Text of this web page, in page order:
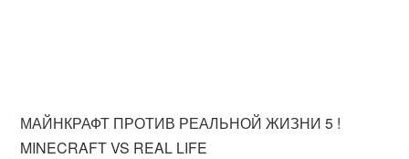
МАЙНКРАФТ ПРОТИВ РЕАЛЬНОЙ ЖИЗНИ 5 !
MINECRAFT VS REAL LIFE